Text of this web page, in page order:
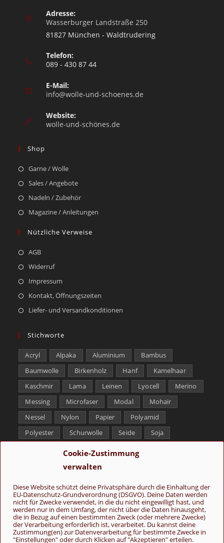
Cookie-Zustimmung
verwalten
Diese Website schützt deine Privatsphäre durch die Einhaltung der
EU-Datenschutz-Grundverordnung (DSGVO). Deine Daten werden
nicht für Zwecke verwendet, in die du nicht eingewilligt hast, und
werden nur in dem Umfang, der nicht über die Daten hinausgeht,
die in Bezug auf einen bestimmten Zweck (oder mehrere Zwecke)
der Verarbeitung erforderlich ist, verarbeitet. Du kannst deine
Zustimmung(en) zur Datenverarbeitung für bestimmte Zwecke in
"Einstellungen" oder durch Klicken auf "Akzeptieren" erteilen.
Adresse:
Wasserburger Landstraße 250
81827 München - Waldtrudering
Telefon:
089 - 430 87 44
E-Mail:
info@wolle-und-schoenes.de
Website:
wolle-und-schönes.de
Shop
Garne / Wolle
Sales / Angebote
Nadeln / Zubehör
Magazine / Anleitungen
Nützliche Verweise
AGB
Widerruf
Impressum
Kontakt, Öffnungszeiten
Liefer- und Versandkonditionen
Stichworte
Acryl Alpaka Aluminium
Bambus
Baumwolle
Birkenholz Hanf
Kamelhaar
Kaschmir
Lama Leinen Lyocell
Merino
Messing
Microfaser Modal
Mohair
Nessel
Nylon Papier
Polyamid
Polyester
Schurwolle Seide
Soja
Tencel
Yak
Folge uns